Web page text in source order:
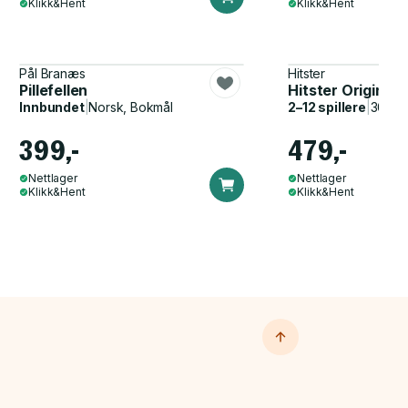
Klikk&Hent
Klikk&Hent
Pål Branæs
Pillefellen
Innbundet|Norsk, Bokmål
399,-
Nettlager
Klikk&Hent
Hitster
Hitster Original
2–12 spillere
479,-
Nettlager
Klikk&Hent